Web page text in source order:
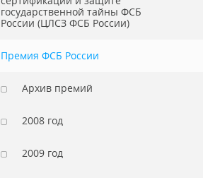
государственной тайны ФСБ
России (ЦЛСЗ ФСБ России)
Премия ФСБ России
Архив премий
2008 год
2009 год